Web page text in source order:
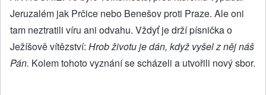
Jeruzalém jak Prčice nebo Benešov proti Praze. Ale oni
tam neztratili víru ani odvahu. Vždyť je drží písnička o
Ježíšově vítězství: Hrob životu je dán, když vyšel z něj náš
Pán. Kolem tohoto vyznání se scházeli a utvořili nový sbor.